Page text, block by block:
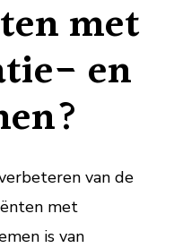
met
en
van de
met
is van